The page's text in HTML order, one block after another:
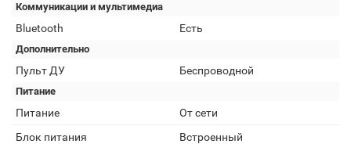
Коммуникации и мультимедиа
Bluetooth Есть
Дополнительно
Пульт ДУ Беспроводной
Питание
Питание
От сети
Блок питания
Встроенный